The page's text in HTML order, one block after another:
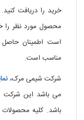
خرید را دریافت
محصول مورد نظر را
است اطمینان حاصل
مناسب است.
شرکت شیمی مرک،
می باشد این شرکت
باشد. کلیه محصولات